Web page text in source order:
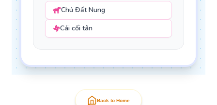
Chú Đất Nung
Cái cối tân
Back to Home